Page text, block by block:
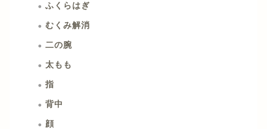
ふくらはぎ
むくみ解消
二の腕
太もも
指
背中
顔